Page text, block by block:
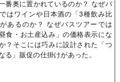
番奥に置かれているのか？ なぜバ
はワインや日本酒の「3種飲み比
あるのか？ なぜバスツアーでは
食・お土産込み」の価格表示にな
？そこには巧みに設計された「つ
る」販促の仕掛けがあった。